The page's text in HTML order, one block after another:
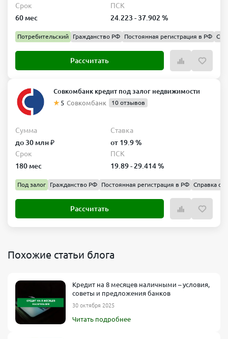
Срок
60 мес
ПСК
24.223 - 37.902 %
Потребительский Гражданство РФ Постоянная регистрация в РФ
Рассчитать
Совкомбанк кредит под залог недвижимости
5 Совкомбанк 10 отзывов
Сумма
до 30 млн ₽
Ставка
от 19.9 %
Срок
180 мес
ПСК
19.89 - 29.414 %
Под залог Гражданство РФ Постоянная регистрация в РФ Справка о
Рассчитать
Похожие статьи блога
Кредит на 8 месяцев наличными – условия,
советы и предложения банков
30 октября 2025
Читать подробнее